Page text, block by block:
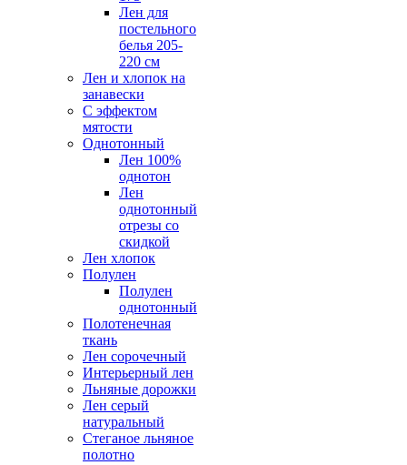
Лен для
постельного
белья 205-
220 см
Лен и хлопок на
занавески
С эффектом
мятости
Однотонный
Лен 100%
однотон
Лен
однотонный
отрезы со
скидкой
Лен хлопок
Полулен
Полулен
однотонный
Полотенечная
ткань
Лен сорочечный
Интерьерный лен
Льняные дорожки
Лен серый
натуральный
Стеганое льняное
полотно